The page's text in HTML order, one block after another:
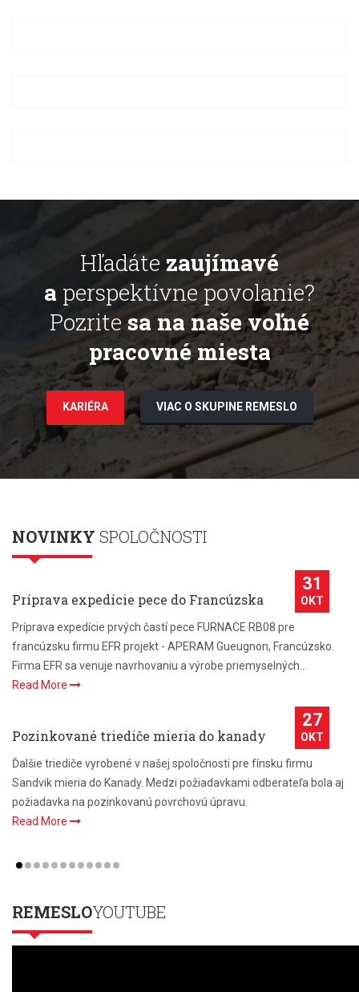
Hľadáte zaujímavé
a perspektívne povolanie?
Pozrite sa na naše voľné
pracovné miesta
KARIÉRA VIAC O SKUPINE REMESLO
NOVINKY SPOLOČNOSTI
31
OKT
Príprava expedície pece do Francúzska
Príprava expedície prvých častí pece FURNACE RB08 pre
francúzsku firmu EFR projekt - APERAM Gueugnon, Francúzsko.
Firma EFR sa venuje navrhovaniu a výrobe priemyselných
Read More
27
OKT
Pozinkované triediče mieria do kanady
Ďalšie triediče vyrobené v našej spoločnosti pre fínsku firmu
Sandvik mieria do Kanady. Medzi požiadavkami odberateľa bola aj
požiadavka na pozinkovanú povrchovú úpravu.
Read More
REMESLOYOUTUBE